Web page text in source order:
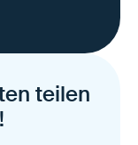
teilen